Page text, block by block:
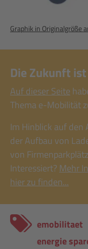
Graphik in Originalgröße
Die Zukunft
Auf dieser Seite
Thema e-Mobilität
Im Hinblick auf
der Aufbau von
von
Interessiert? Mehr
hier zu finden...
emobilitaet
energie